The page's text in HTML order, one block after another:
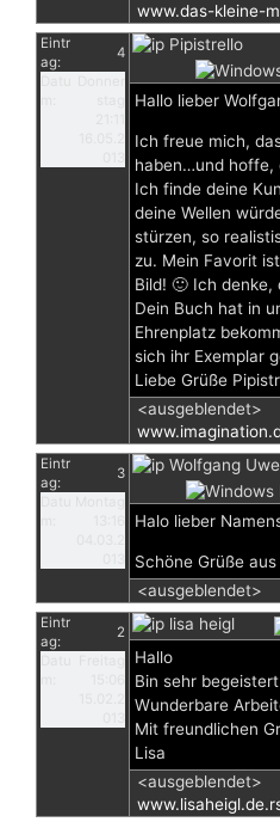
www.das-kleine-
Eintr
ag:
4
Pipistrello
Hallo lieber
Ich freue mich,
haben…und hoffe,
Ich finde deine
deine Wellen
stürzen, so
zu. Mein Favorit
Bild! 🙂 Ich
Dein Buch hat in
Ehrenplatz
sich ihr Exemplar
Liebe Grüße
<ausgeblendet>
Eintr
ag:
3
Wolfgang
Halo lieber
Schöne Grüße aus
<ausgeblendet>
Eintr
ag:
2
lisa heigl
Hallo
Bin sehr
Wunderbare
Mit freundlichen
Lisa
<ausgeblendet>